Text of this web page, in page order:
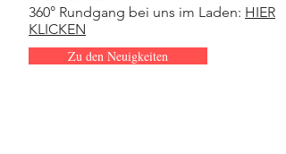
360° Rundgang bei uns im Laden: HIER
KLICKEN
Zu den Neuigkeiten